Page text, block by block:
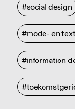
#social design
#mode- en
#information